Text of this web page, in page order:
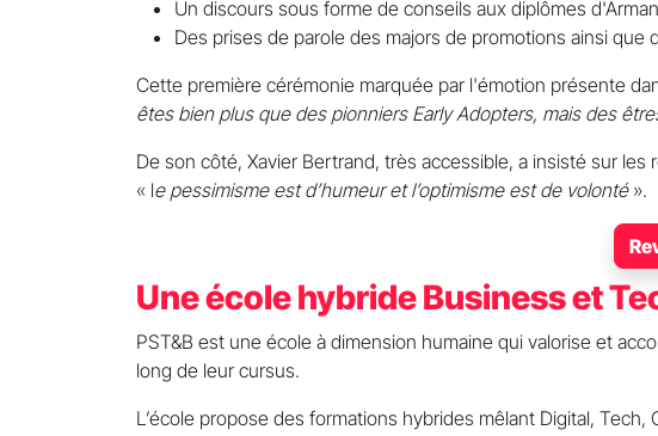
Un discours sous forme de conseils aux diplômes
Des prises de parole des majors de promotions ainsi
Cette première cérémonie marquée par l'émotion présente
êtes bien plus que des pionniers Early Adopters, mais des
De son côté, Xavier Bertrand, très accessible, a insisté sur
« le pessimisme est d’humeur et l’optimisme est de volonté».
Une école hybride Business et
PST&B est une école à dimension humaine qui valorise et
long de leur cursus.
L’école propose des formations hybrides mêlant Digital,